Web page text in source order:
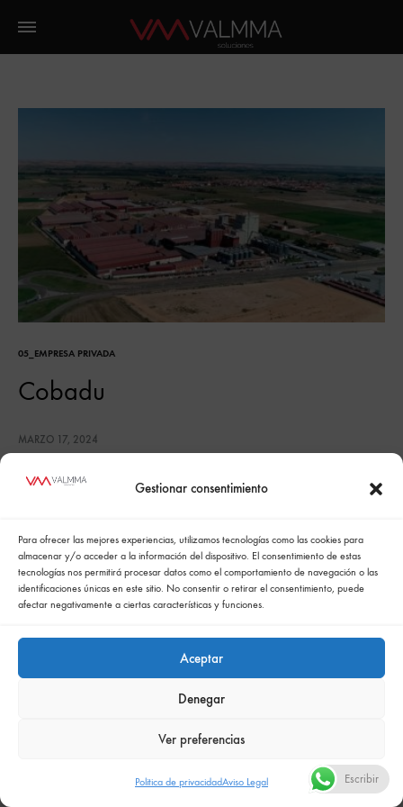
Gestionar consentimiento
Para ofrecer las mejores experiencias, utilizamos tecnologías como las cookies para
almacenar y/o acceder a la información del dispositivo. El consentimiento de estas
tecnologías nos permitirá procesar datos como el comportamiento de navegación o las
identificaciones únicas en este sitio. No consentir o retirar el consentimiento, puede
afectar negativamente a ciertas características y funciones.
Aceptar
Denegar
Ver preferencias
Politica de privacidadAviso Legal
05_EMPRESA PRIVADA
Cobadu
MARZO 17, 2024
Política integrada de gestión
Escribir